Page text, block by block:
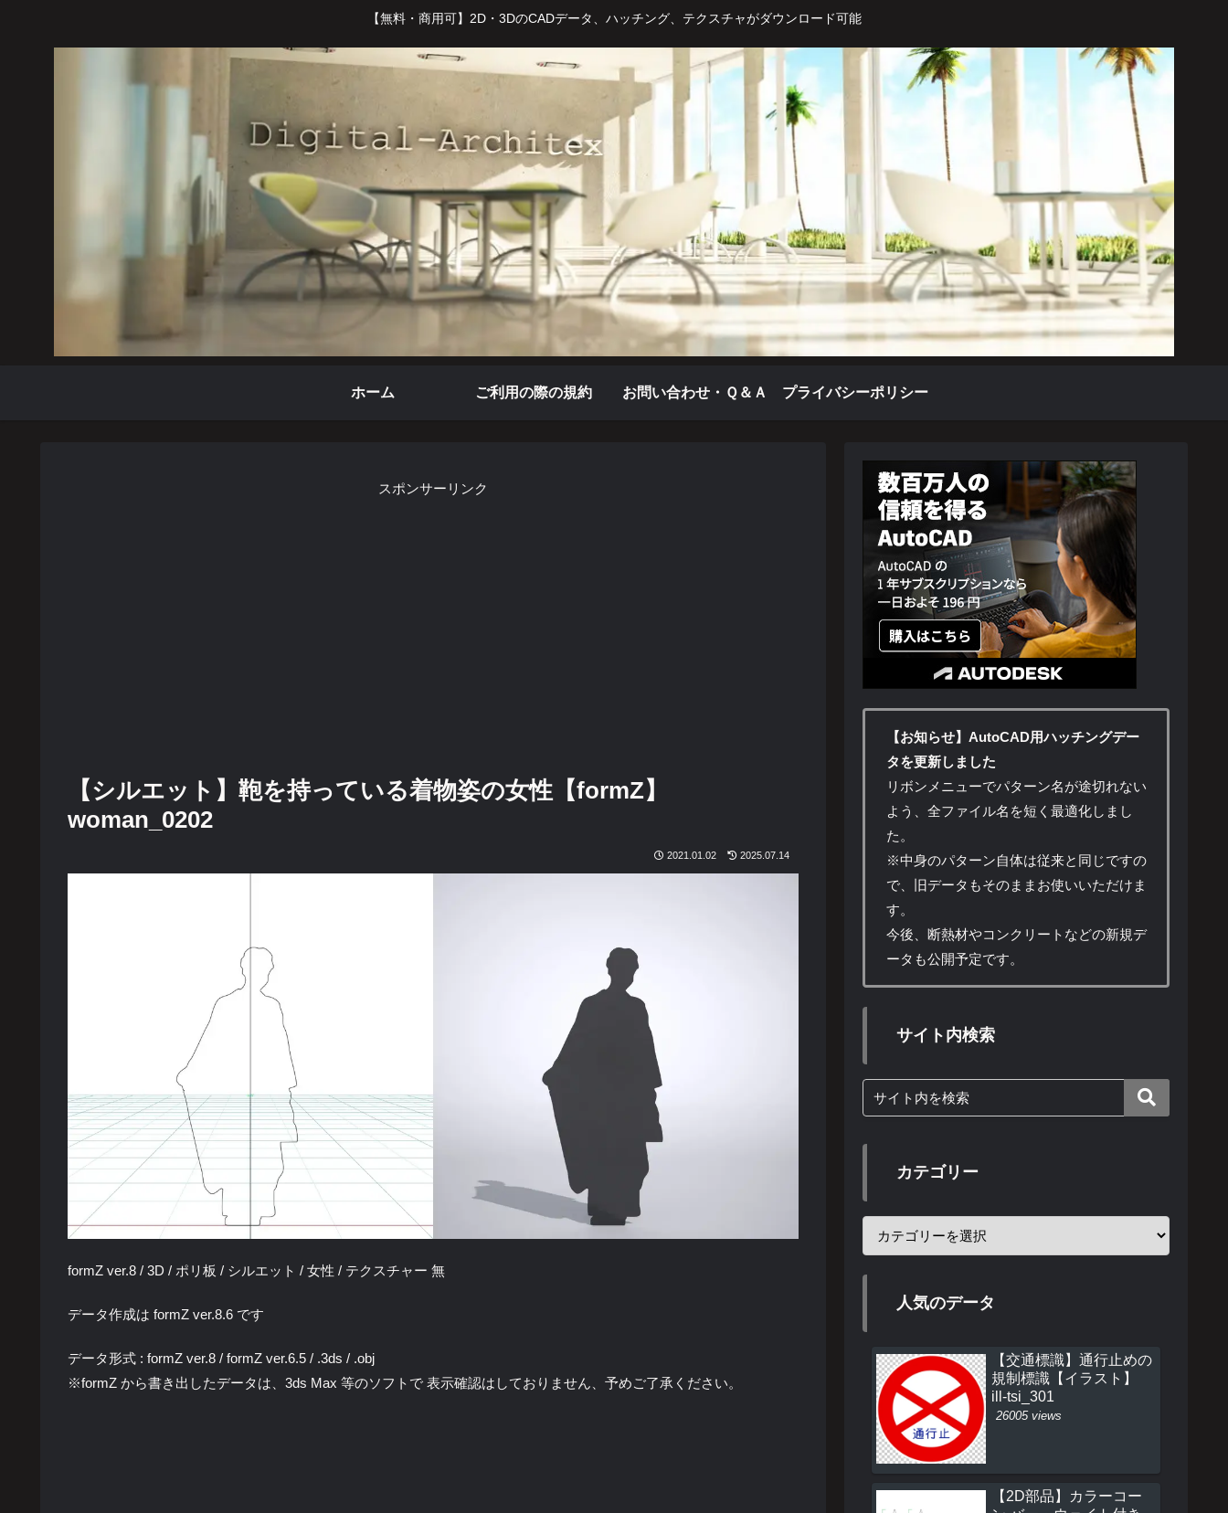
【無料・商用可】2D・3DのCADデータ、ハッチング、テクスチャがダウンロード可能
ホーム ご利用の際の規約 お問い合わせ・Ｑ＆Ａ プライバシーポリシー
スポンサーリンク
【シルエット】鞄を持っている着物姿の女性【formZ】
woman_0202
2021.01.02 2025.07.14
formZ ver.8 / 3D / ポリ板 / シルエット / 女性 / テクスチャー 無
データ作成は formZ ver.8.6 です
データ形式 : formZ ver.8 / formZ ver.6.5 / .3ds / .obj
※formZ から書き出したデータは、3ds Max 等のソフトで 表示確認はしておりません、予めご了承ください。
【お知らせ】AutoCAD用ハッチングデー
タを更新しました
リボンメニューでパターン名が途切れない
よう、全ファイル名を短く最適化しまし
た。
※中身のパターン自体は従来と同じですの
で、旧データもそのままお使いいただけま
す。
今後、断熱材やコンクリートなどの新規デ
ータも公開予定です。
サイト内検索
カテゴリー
人気のデータ
【交通標識】通行止めの
規制標識【イラスト】
ill-tsi_301
26005 views
【2D部品】カラーコー